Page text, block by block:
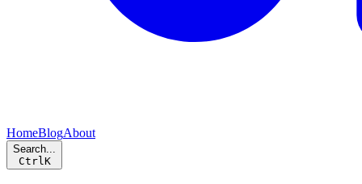
HomeBlogAbout
Search...
CtrlK